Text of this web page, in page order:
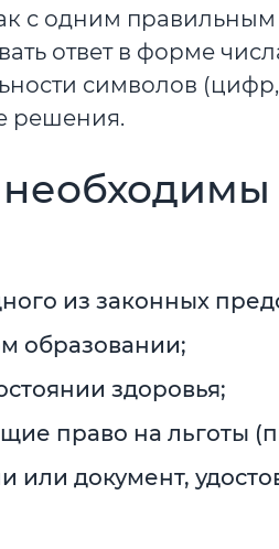
с одним правильным
ответ в форме
символов (цифр,
решения.
из законных
образовании;
здоровья;
право на льготы
или документ,